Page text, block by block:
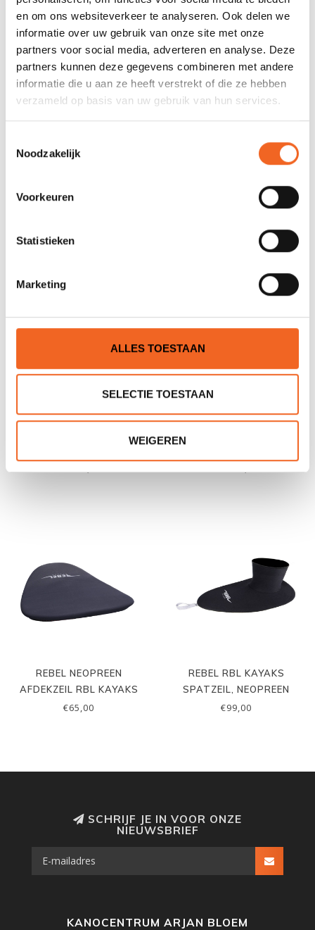
en om ons websiteverkeer te analyseren. Ook delen we
informatie over uw gebruik van onze site met onze
partners voor social media, adverteren en analyse. Deze
partners kunnen deze gegevens combineren met andere
informatie die u aan ze heeft verstrekt of die ze hebben
verzameld op basis van uw gebruik van hun services.
Noodzakelijk
Voorkeuren
Statistieken
Marketing
ALLES TOESTAAN
SELECTIE TOESTAAN
WEIGEREN
Capaciteit: 100 kg
REVIEWS
Nog niet gewaardeerd
0 sterren op basis van 0 beoordelingen
GERELATEERDE PRODUCTEN
REBEL NEOPREEN
AFDEKZEIL RBL KAYAKS
€65,00
REBEL RBL KAYAKS
SPATZEIL, NEOPREEN
€99,00
SCHRIJF JE IN VOOR ONZE
NIEUWSBRIEF
KANOCENTRUM ARJAN BLOEM